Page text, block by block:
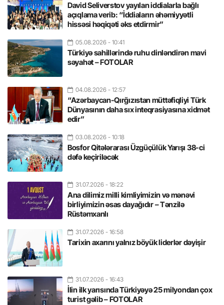
David Seliverstov yayılan iddialarla bağlı
açıqlama verib: “İddiaların əhəmiyyətli
hissəsi həqiqəti əks etdirmir”
05.08.2026 - 10:41
Türkiyə sahillərində ruhu dinləndirən mavi
səyahət – FOTOLAR
04.08.2026 - 12:57
“Azərbaycan-Qırğızıstan müttəfiqliyi Türk
Dünyasının daha sıx inteqrasiyasına xidmət
edir”
03.08.2026 - 10:18
Bosfor Qitələrarası Üzgüçülük Yarışı 38-ci
dəfə keçiriləcək
31.07.2026 - 18:22
Ana dilimiz milli kimliyimizin və mənəvi
birliyimizin əsas dayağıdır – Tənzilə
Rüstəmxanlı
31.07.2026 - 16:58
Tarixin axarını yalnız böyük liderlər dəyişir
31.07.2026 - 16:43
İlin ilk yarısında Türkiyəyə 25 milyondan çox
turist gəlib – FOTOLAR